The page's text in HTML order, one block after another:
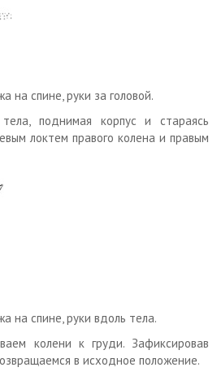
на спине, руки за головой.
поднимая корпус и стараясь
локтем правого колена и правым
на спине, руки вдоль тела.
колени к груди. Зафиксировав
в исходное положение.